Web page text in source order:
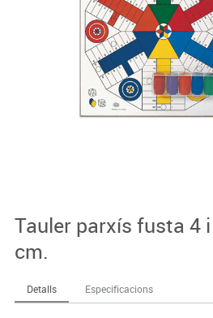
Tauler parxís fusta 4
cm.
Detalls Especificacions